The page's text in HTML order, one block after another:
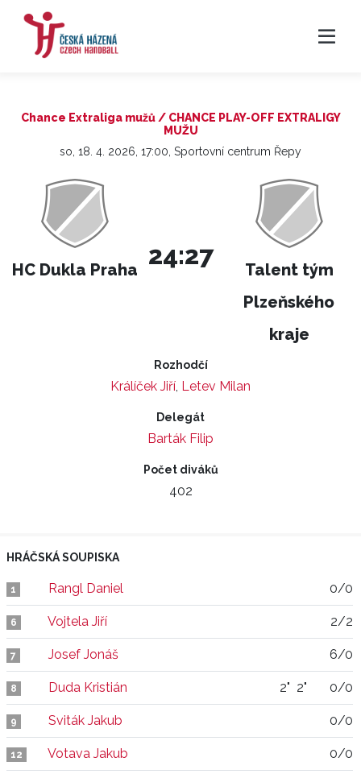
Chance Extraliga mužů / CHANCE PLAY-OFF EXTRALIGY
MUŽU
so, 18. 4. 2026, 17:00, Sportovní centrum Řepy
HC Dukla Praha 24:27
Talent tým
Plzeňského
kraje
Rozhodčí
Králíček Jiří, Letev Milan
Delegát
Barták Filip
Počet diváků
402
HRÁČSKÁ SOUPISKA
1 Rangl Daniel 0/0
6 Vojtela Jiří 2/2
7 Josef Jonáš 6/0
8 Duda Kristián 2" 2" 0/0
9 Sviták Jakub 0/0
12 Votava Jakub 0/0